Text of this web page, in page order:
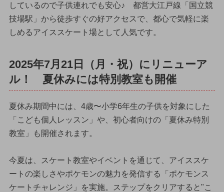
しているので子供連れでも安心♪ 都営大江戸線「国立競
技場駅」から徒歩すぐの好アクセスで、都心で気軽に楽
しめるアイススケート場として人気です。
2025年7月21日（月・祝）にリニューア
ル！ 夏休みには特別教室も開催
夏休み期間中には、4歳〜小学6年生の子供を対象にした
「こども個人レッスン」や、初心者向けの「夏休み特別
教室」も開催されます。
今夏は、スケート教室やイベントを通じて、アイススケ
ートの楽しさやポケモンの魅力を発信する「ポケモンス
ケートチャレンジ」を実施。ステップをクリアすると"こ